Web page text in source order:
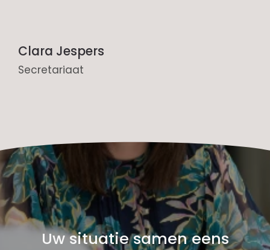
Clara Jespers
Secretariaat
Uw situatie samen eens